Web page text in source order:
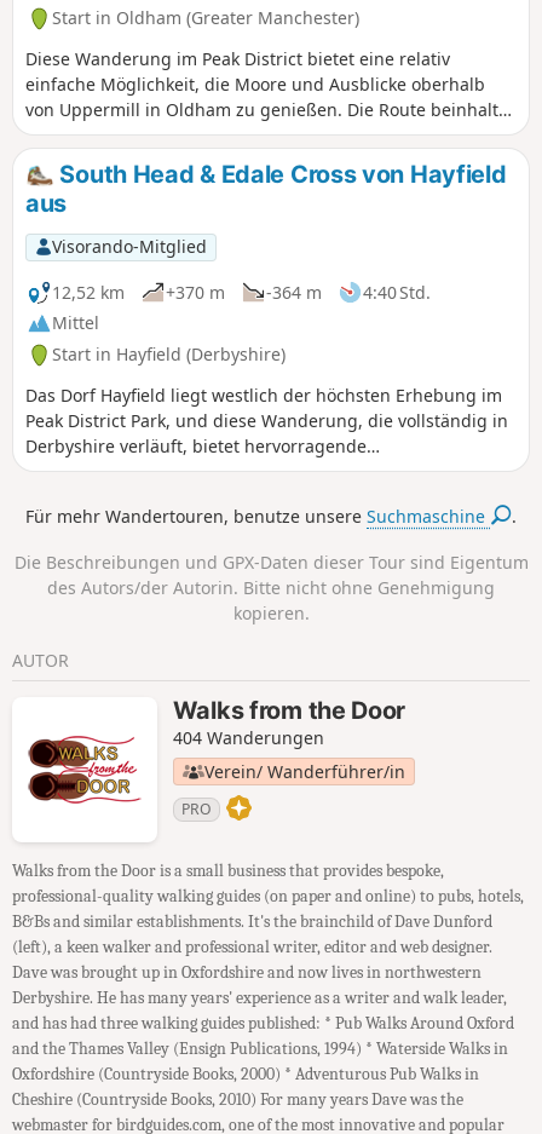
Start in Oldham (Greater Manchester)
Diese Wanderung im Peak District bietet eine relativ
einfache Möglichkeit, die Moore und Ausblicke oberhalb
von Uppermill in Oldham zu genießen. Die Route beinhaltet
einen Besuch des Obelisken oberhalb von Uppermill.
South Head & Edale Cross von Hayfield
aus
Visorando-Mitglied
12,52 km
+370 m -364 m
4:40 Std.
Mittel
Start in Hayfield (Derbyshire)
Das Dorf Hayfield liegt westlich der höchsten Erhebung im
Peak District Park, und diese Wanderung, die vollständig in
Derbyshire verläuft, bietet hervorragende
Wandermöglichkeiten. Der Hinweg über den Mount Famine
haben, befinden Sie sich auf den Hochmooren. Auch der
Für mehr Wandertouren, benutze unsereSuchmaschine .
Die Beschreibungen und GPX-Daten dieser Tour sind Eigentum
des Autors/der Autorin. Bitte nicht ohne Genehmigung
kopieren.
AUTOR
Walks from the Door
404 Wanderungen
Verein/ Wanderführer/in
PRO
Walks from the Door is a small business that provides bespoke,
professional-quality walking guides (on paper and online) to pubs, hotels,
B&Bs and similar establishments. It's the brainchild of Dave Dunford
(left), a keen walker and professional writer, editor and web designer.
Dave was brought up in Oxfordshire and now lives in northwestern
Derbyshire. He has many years' experience as a writer and walk leader,
and has had three walking guides published: * Pub Walks Around Oxford
and the Thames Valley (Ensign Publications, 1994) * Waterside Walks in
Oxfordshire (Countryside Books, 2000) * Adventurous Pub Walks in
Cheshire (Countryside Books, 2010) For many years Dave was the
webmaster for birdguides.com, one of the most innovative and popular